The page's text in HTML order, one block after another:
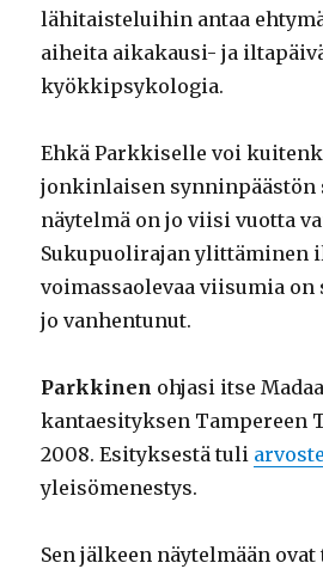
lähitaisteluihin antaa
aiheita aikakausi- ja
kyökkipsykologia.
Ehkä Parkkiselle voi
jonkinlaisen synninpäästön
näytelmä on jo viisi vuotta
Sukupuolirajan ylittäminen
voimassaolevaa viisumia
jo vanhentunut.
Parkkinen ohjasi itse
kantaesityksen Tampereen
2008. Esityksestä tuli
yleisömenestys.
Sen jälkeen näytelmään